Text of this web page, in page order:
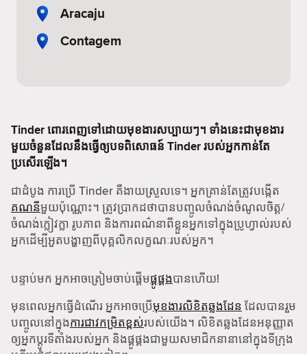
Aracaju
Contagem
Tinder ពោរពេញទៅដោយមុខងារសប្បាយៗ។ ទាំងនេះជាមុខងារ
មួយចំនួនដែលនឹងធ្វើឲ្យបទពិសោធន៍ Tinder របស់អ្នកកាន់តែ
ប្រសើរឡើង។
ជាដំបូង ការប្រើ Tinder គឺងាយស្រួលទេ។ អ្នកគ្រាន់តែត្រូវបង្កើត
គណនីមួយប៉ុណ្ណោះ។ ត្រូវប្រាកដថាបានបញ្ចូលចំណង់ចំណូលចិត្ត/
ចំណង់ក្លៀវក្លា រូបភាព និងការពណ៌នាពីខ្លួនអ្នកទៅក្នុងប្រូហ្វាល់របស់
អ្នកដើម្បីអួតបង្ហាញពីបុគ្គលិកលក្ខណៈរបស់អ្នក។
បន្ទាប់មក អ្នកអាចត្រៀមចាប់ផ្តើមផ្គូផ្គងបានហើយ!
មុនពេលអ្នកធ្វើដំណើរ អ្នកអាចប្រើមុខងារលិខិតឆ្លងដែន ដែលបានរួម
បញ្ចូលនៅក្នុងការជាវកម្រិតខ្ពស់របស់យើង។ លិខិតឆ្លងដែនអនុញ្ញាត
ឲ្យអ្នកប្តូរទីតាំងរបស់អ្នក និងផ្គូផ្គងជាមួយសមាជិកនានានៅក្នុងទីក្រុង